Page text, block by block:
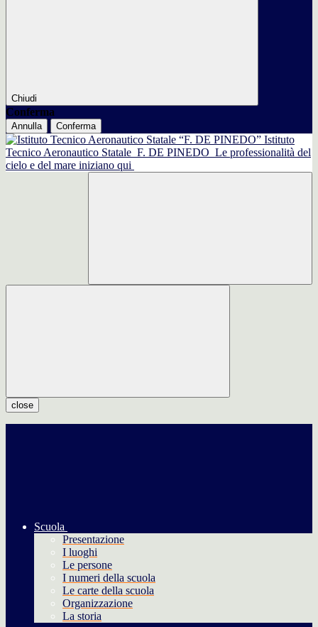
Chiudi
Conferma
Annulla Conferma
Istituto
Tecnico Aeronautico Statale F. DE PINEDO Le professionalità del
cielo e del mare iniziano qui
close
Scuola
Presentazione
I luoghi
Le persone
I numeri della scuola
Le carte della scuola
Organizzazione
La storia